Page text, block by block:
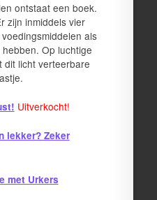
ontstaat een boek.
zijn inmiddels vier
als
Op luchtige
dit licht verteerbare
Uitverkocht!
lekker? Zeker
met Urkers